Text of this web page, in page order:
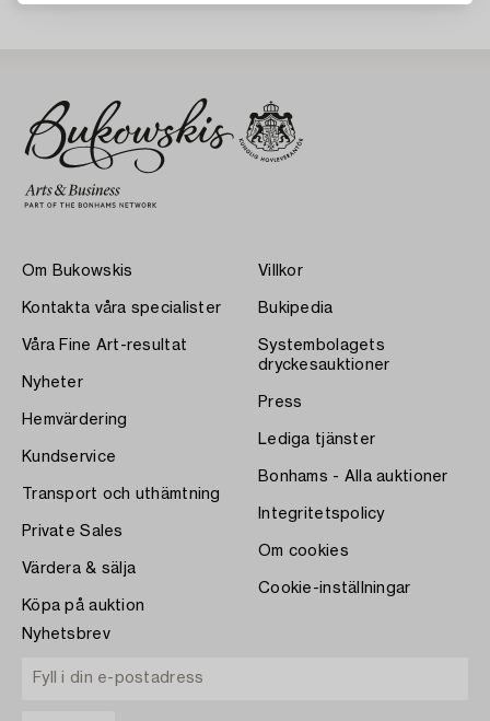
Om Bukowskis
Kontakta våra specialister
Våra Fine Art-resultat
Nyheter
Hemvärdering
Kundservice
Transport och uthämtning
Private Sales
Värdera & sälja
Köpa på auktion
Villkor
Bukipedia
Systembolagets
dryckesauktioner
Press
Lediga tjänster
Bonhams - Alla auktioner
Integritetspolicy
Om cookies
Cookie-inställningar
Nyhetsbrev